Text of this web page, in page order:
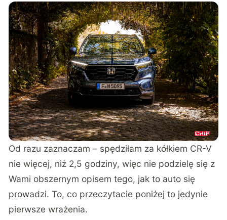
Od razu zaznaczam – spędziłam za kółkiem CR-V
nie więcej, niż 2,5 godziny, więc nie podzielę się z
Wami obszernym opisem tego, jak to auto się
prowadzi. To, co przeczytacie poniżej to jedynie
pierwsze wrażenia.